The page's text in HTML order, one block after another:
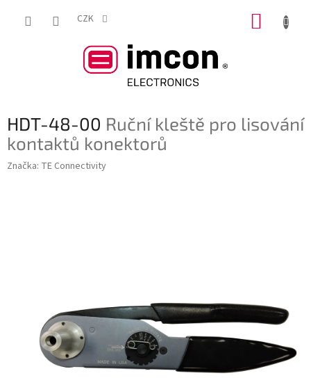
CZK
HDT-48-00 Ruční kleště pro lisování
kontaktů konektorů
Značka: TE Connectivity